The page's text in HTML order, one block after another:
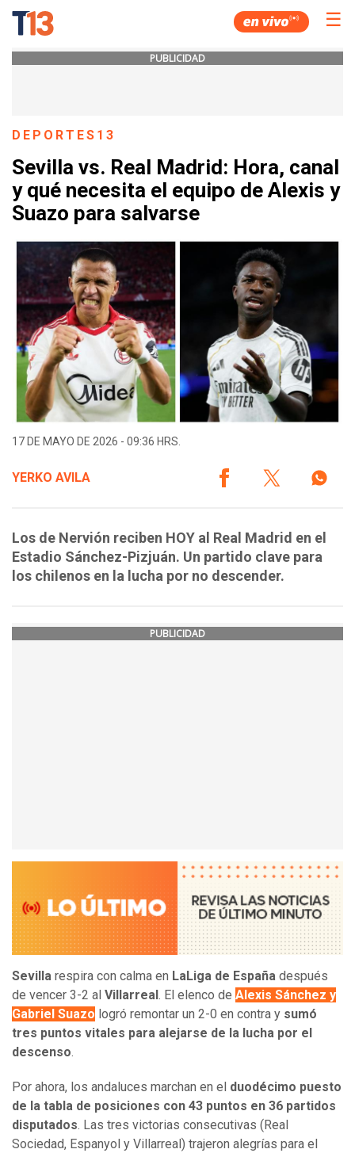
☰
PUBLICIDAD
DEPORTES13
Sevilla vs. Real Madrid: Hora, canal
y qué necesita el equipo de Alexis y
Suazo para salvarse
17 DE MAYO DE 2026 - 09:36 HRS.
YERKO AVILA
Los de Nervión reciben HOY al Real Madrid en el
Estadio Sánchez-Pizjuán. Un partido clave para
los chilenos en la lucha por no descender.
PUBLICIDAD
Sevilla respira con calma en LaLiga de España después
de vencer 3-2 al Villarreal . El elenco de Alexis Sánchez y
Gabriel Suazo logró remontar un 2-0 en contra y sumó
tres puntos vitales para alejarse de la lucha por el
descenso.
Por ahora, los andaluces marchan en el duodécimo puesto
de la tabla de posiciones con 43 puntos en 36 partidos
disputados. Las tres victorias consecutivas (Real
Sociedad, Espanyol y Villarreal) trajeron alegrías para el